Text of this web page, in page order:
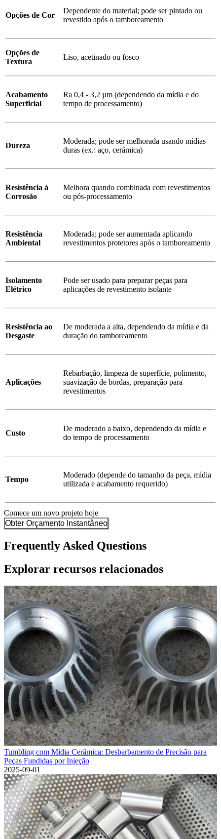
Opções de Cor
Dependente do material; pode ser pintado ou
revestido após o tamboreamento
Opções de
Textura
Liso, acetinado ou fosco
Acabamento
Superficial
Ra 0,4 - 3,2 µm (dependendo da mídia e do
tempo de processamento)
Dureza
Moderada; pode ser melhorada usando mídias
duras (ex.: aço, cerâmica)
Resistência à
Corrosão
Melhora quando combinada com revestimentos
ou pós-processamento
Resistência
Ambiental
Moderada; pode ser aumentada aplicando
revestimentos protetores após o tamboreamento
Isolamento
Elétrico
Pode ser usado para preparar peças para
aplicações de revestimento isolante
Resistência ao
Desgaste
De moderada a alta, dependendo da mídia e da
duração do tamboreamento
Aplicações
Rebarbação, limpeza de superfície, polimento,
suavização de bordas, preparação para
revestimentos
Custo
De moderado a baixo, dependendo da mídia e
do tempo de processamento
Tempo
Moderado (depende do tamanho da peça, mídia
utilizada e acabamento requerido)
Comece um novo projeto hoje
Obter Orçamento Instantâneo
Frequently Asked Questions
Explorar recursos relacionados
Tumbling com Mídia Cerâmica: Desbarbamento de Precisão para
Peças Fundidas por Injeção
2025-09-01